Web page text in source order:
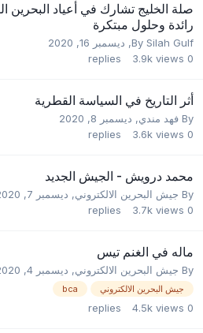
صلة الخليج تشارك في أعياد البحرين
رائدة وحلول مبتكرة
By Silah Gulf
, ديسمبر 16, 2020
0
replies 3.9k views
أثر التاريخ في السياسة القطرية
By فهد مندي, ديسمبر 8, 2020
0
replies 3.6k views
محمد درويش - الجيش الجديد
By جيش البحرين الالكتروني, ديسمبر 7, 2020
0
replies 3.7k views
ماله في الغنم تيس
By جيش البحرين الالكتروني, ديسمبر 4, 2020
جيش البحرين الالكتروني bca
0
replies 4.5k views